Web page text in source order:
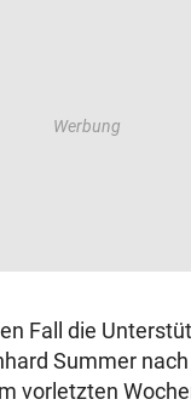
Fall die
Summer
vorletzten